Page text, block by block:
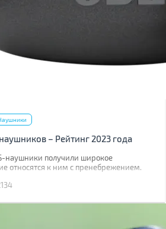
– Рейтинг 2023 года
наушники получили широкое
относятся к ним с пренебрежением.